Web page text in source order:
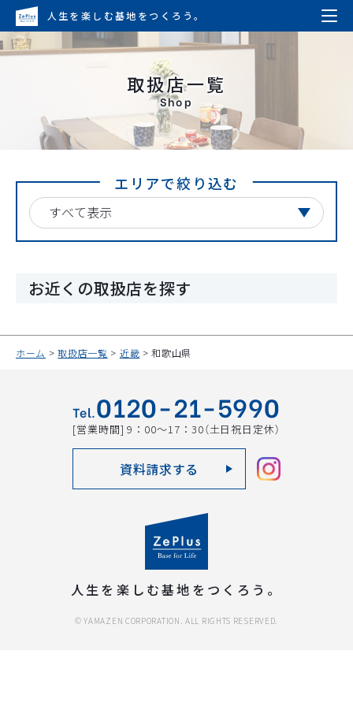
人生を楽しむ基地をつくろう。
取扱店一覧
Shop
エリアで絞り込む
お近くの取扱店を探す
ホーム 取扱店一覧 近畿 和歌山県
人生を楽しむ基地をつくろう。
© YAMAZEN CORPORATION. ALL RIGHTS RESERVED.
Tel.0120-21-5990
[営業時間]9：00～17：30（土日祝日定休）
資料請求する